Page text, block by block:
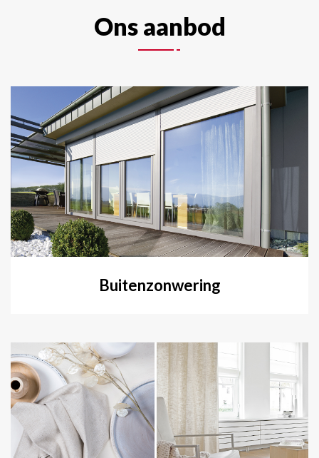
Ons aanbod
Buitenzonwering